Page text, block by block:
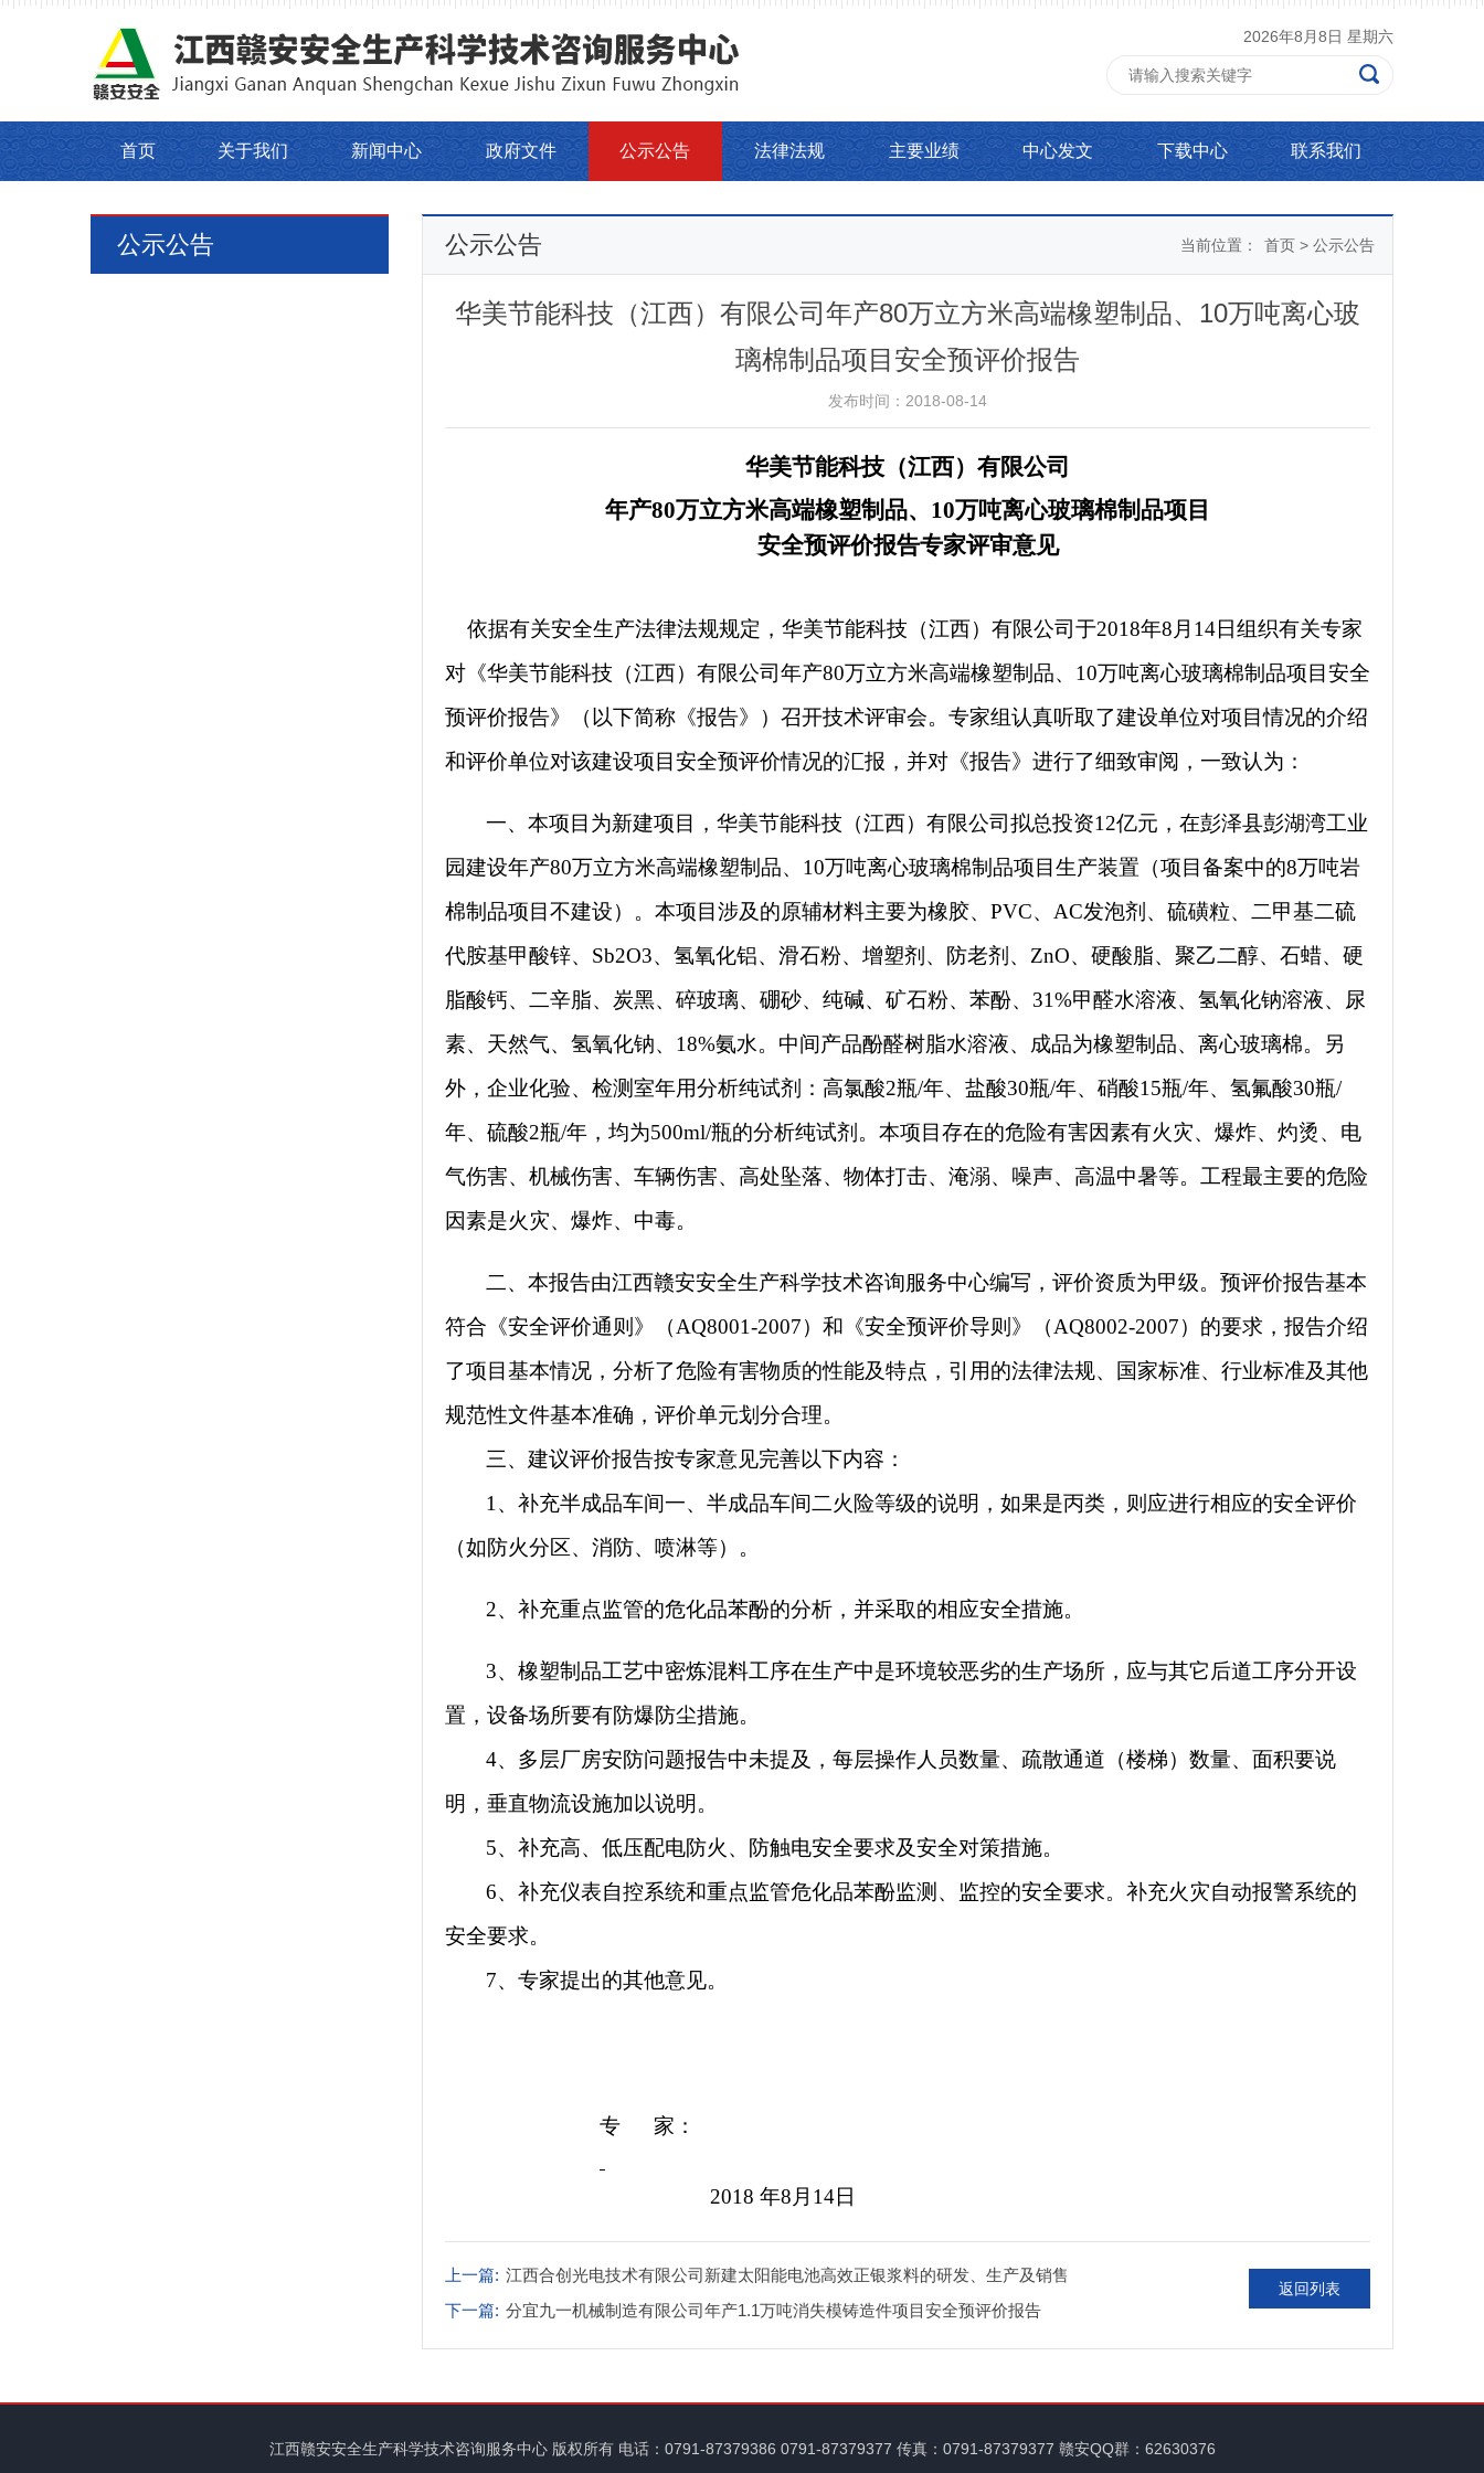
2026年8月8日 星期六
首页 关于我们 新闻中心 政府文件 公示公告 法律法规 主要业绩 中心发文 下载中心 联系我们
公示公告 公示公告 当前位置： 首页 > 公示公告
华美节能科技（江西）有限公司年产80万立方米高端橡塑制品、10万吨离心玻
璃棉制品项目安全预评价报告
发布时间：2018-08-14
华美节能科技（江西）有限公司
年产80万立方米高端橡塑制品、10万吨离心玻璃棉制品项目
安全预评价报告专家评审意见
依据有关安全生产法律法规规定， 华美节能科技（江西）有限公司于2018年8月14日组织有关专家
对《华美节能科技（江西）有限公司年产80万立方米高端橡塑制品、10万吨离心玻璃棉制品项目安全
预评价报告》（以下简称《报告》）召开技术评审会。专家组认真听取了建设单位对项目情况的介绍
和评价单位对该建设项目安全预评价情况的汇报，并对《报告》进行了细致审阅，一致认为：
一、本项目为新建项目，华美节能科技（江西）有限公司拟总投资12亿元，在彭泽县彭湖湾工业
园建设年产80万立方米高端橡塑制品、10万吨离心玻璃棉制品项目生产装置（项目备案中的8万吨岩
棉制品项目不建设）。本项目涉及的原辅材料主要为橡胶、PVC、AC发泡剂、硫磺粒、二甲基二硫
代胺基甲酸锌、Sb2O3、氢氧化铝、滑石粉、增塑剂、防老剂、ZnO、硬酸脂、聚乙二醇、石蜡、硬
脂酸钙、二辛脂、炭黑、碎玻璃、硼砂、纯碱、矿石粉、苯酚、31%甲醛水溶液、氢氧化钠溶液、尿
素、天然气、氢氧化钠、18%氨水。中间产品酚醛树脂水溶液、成品为橡塑制品、离心玻璃棉。另
外，企业化验、检测室年用分析纯试剂：高氯酸2瓶/年、盐酸30瓶/年、硝酸15瓶/年、氢氟酸30瓶/
年、硫酸2瓶/年，均为500ml/瓶的分析纯试剂。本项目存在的危险有害因素有火灾、爆炸、灼烫、电
气伤害、机械伤害、车辆伤害、高处坠落、物体打击、淹溺、噪声、高温中暑等。工程最主要的危险
因素是火灾、爆炸、中毒。
二、本报告由江西赣安安全生产科学技术咨询服务中心编写，评价资质为甲级。预评价报告基本
符合《安全评价通则》（AQ8001-2007）和《安全预评价导则》（AQ8002-2007）的要求，报告介绍
了项目基本情况，分析了危险有害物质的性能及特点，引用的法律法规、国家标准、行业标准及其他
规范性文件基本准确，评价单元划分合理。
三、建议评价报告按专家意见完善以下内容：
1、补充半成品车间一、半成品车间二火险等级的说明，如果是丙类，则应进行相应的安全评价
（如防火分区、消防、喷淋等）。
2、补充重点监管的危化品苯酚的分析，并采取的相应安全措施。
3、橡塑制品工艺中密炼混料工序在生产中是环境较恶劣的生产场所，应与其它后道工序分开设
置，设备场所要有防爆防尘措施。
4、多层厂房安防问题报告中未提及，每层操作人员数量、疏散通道（楼梯）数量、面积要说
明，垂直物流设施加以说明。
5、补充高、低压配电防火、防触电安全要求及安全对策措施。
6、补充仪表自控系统和重点监管危化品苯酚监测、监控的安全要求。补充火灾自动报警系统的
安全要求。
7、专家提出的其他意见。
专 家：
2018 年8月14日
上一篇: 江西合创光电技术有限公司新建太阳能电池高效正银浆料的研发、生产及销售
项目安全预评价报告
下一篇: 分宜九一机械制造有限公司年产1.1万吨消失模铸造件项目安全预评价报告
返回列表
江西赣安安全生产科学技术咨询服务中心版权所有 电话：0791-87379386 0791-87379377 传真：0791-87379377 赣安QQ群：62630376